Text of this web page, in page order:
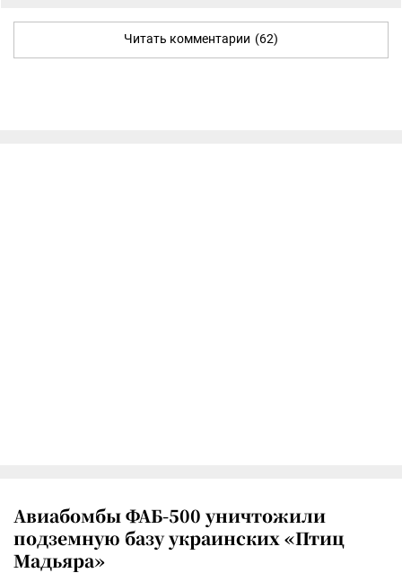
Читать комментарии (62)
Авиабомбы ФАБ-500 уничтожили
подземную базу украинских «Птиц
Мадьяра»